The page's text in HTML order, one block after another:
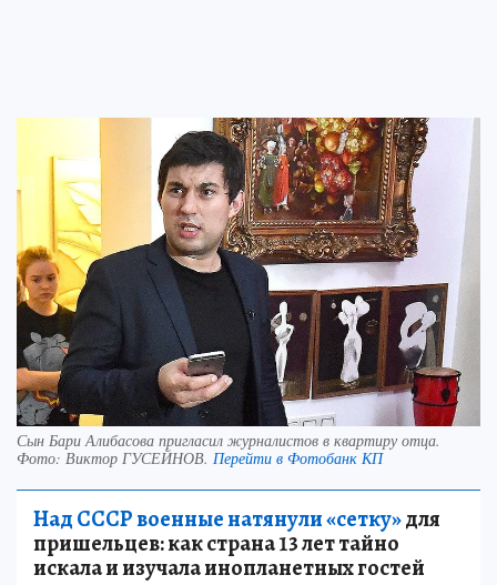
Сын Бари Алибасова пригласил журналистов в квартиру отца.
Фото: Виктор ГУСЕЙНОВ. Перейти в Фотобанк КП
Над СССР военные натянули «сетку»для
пришельцев: как страна 13 лет тайно
искала и изучала инопланетных гостей